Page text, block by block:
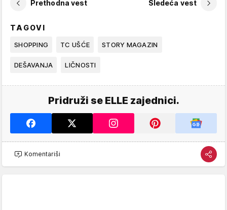
Prethodna vest Sledeća vest
TAGOVI
SHOPPING TC UŠĆE STORY MAGAZIN
DEŠAVANJA LIČNOSTI
Pridruži se ELLE zajednici.
Komentariši